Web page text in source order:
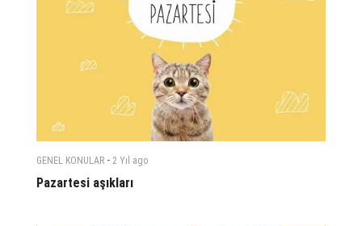
GENEL KONULAR- 2 Yıl ago
Pazartesi aşıkları